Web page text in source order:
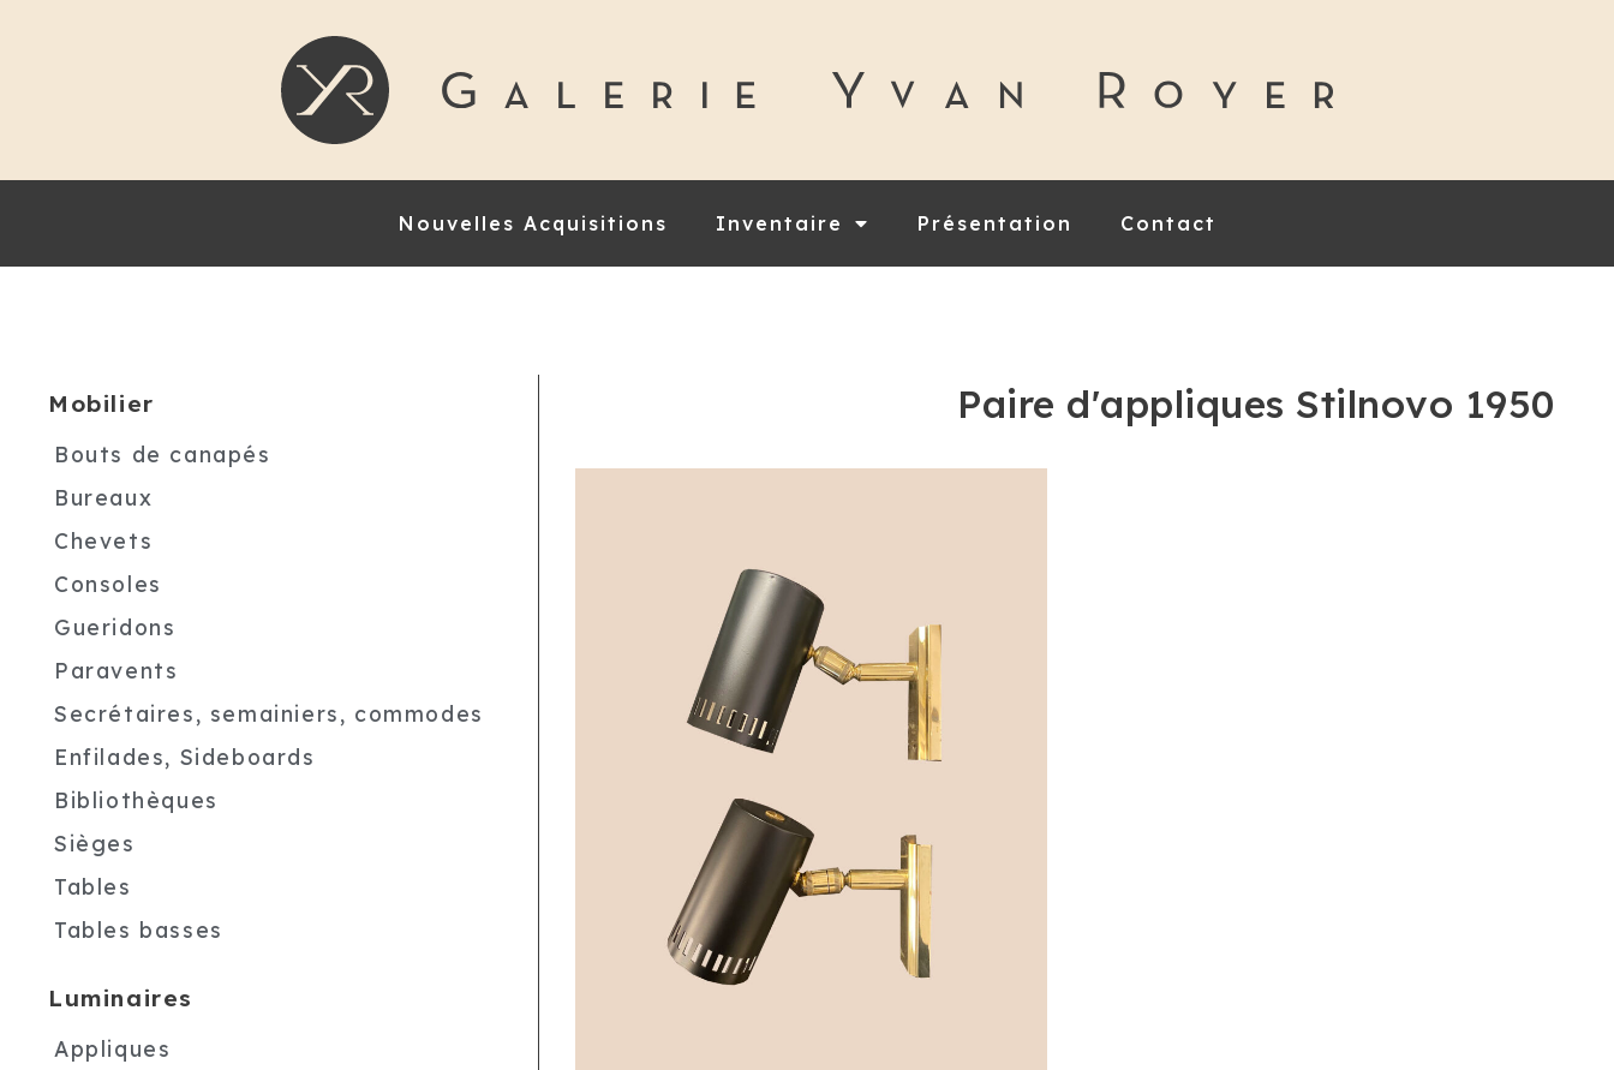
Nouvelles Acquisitions Inventaire Présentation Contact
Mobilier
Bouts de canapés
Bureaux
Chevets
Consoles
Gueridons
Paravents
Secrétaires, semainiers, commodes
Enfilades, Sideboards
Bibliothèques
Sièges
Tables
Tables basses
Luminaires
Appliques
Paire d'appliques Stilnovo 1950